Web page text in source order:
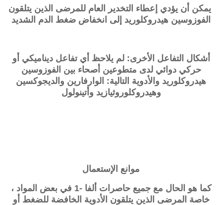
يمكن أن يؤدي إعطاء التخدير العام للمرضى الذين يتلقون
الفوزوسين هيدروكلوريد إلى انخفاض ضغط الدم الشديد
أشكال التفاعل الأخرى: لم يلاحظ أي تفاعل ديناميكي أو
حركي دوائي لدى متطوعين أصحاء بين الفوزوسين
هيدروكلوريد والأدوية التالية: الوارفارين والديجوكسين
وهيدروكلوروثيازيد وأتينولول
موانع الإستعمال
كما هو الحال مع جميع حاصرات ألفا -1 في بعض المواد ،
خاصة المرضى الذين يتلقون الأدوية الخافضة للضغط أو